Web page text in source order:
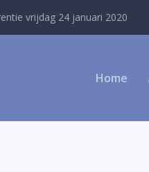
vrijdag 24 januari 2020
Home